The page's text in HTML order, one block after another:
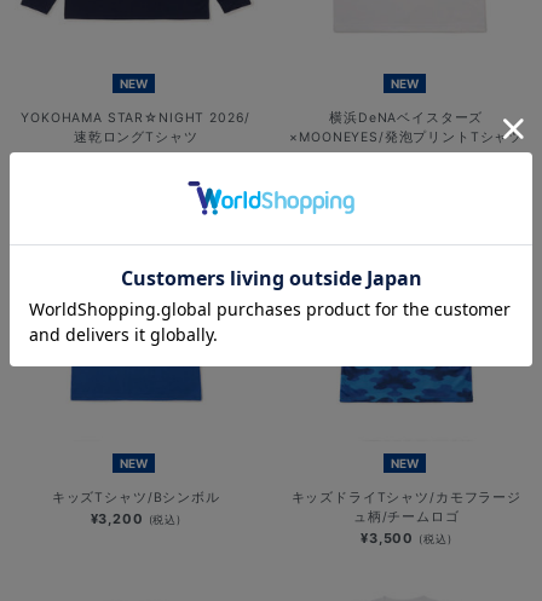
NEW
YOKOHAMA STAR☆NIGHT 2026/
速乾ロングTシャツ
NEW
横浜DeNAベイスターズ
×MOONEYES/発泡プリントTシャツ
NEW
キッズTシャツ/Bシンボル
¥3,200 (税込)
NEW
キッズドライTシャツ/カモフラージ
ュ柄/チームロゴ
¥3,500 (税込)